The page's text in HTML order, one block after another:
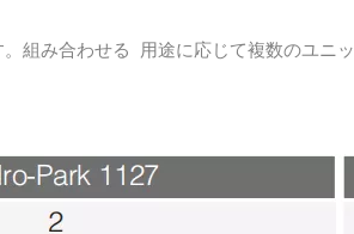
組み合わせる 用途に応じて複数のユニ